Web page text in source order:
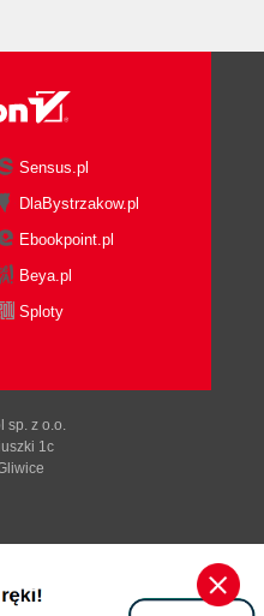
Sensus.pl
DlaBystrzakow.pl
Ebookpoint.pl
Beya.pl
Sploty
sp. z o.o.
1c